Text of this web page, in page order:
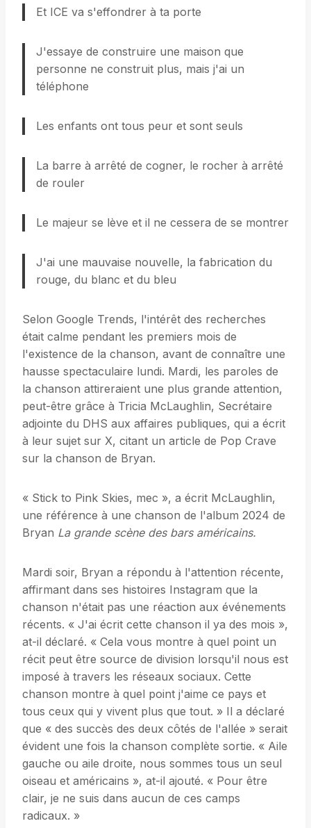
Et ICE va s'effondrer à ta porte
J'essaye de construire une maison que
personne ne construit plus, mais j'ai un
téléphone
Les enfants ont tous peur et sont seuls
La barre à arrêté de cogner, le rocher à arrêté
de rouler
Le majeur se lève et il ne cessera de se montrer
J'ai une mauvaise nouvelle, la fabrication du
rouge, du blanc et du bleu
Selon Google Trends, l'intérêt des recherches
était calme pendant les premiers mois de
l'existence de la chanson, avant de connaître une
hausse spectaculaire lundi. Mardi, les paroles de
la chanson attireraient une plus grande attention,
peut-être grâce à Tricia McLaughlin, Secrétaire
adjointe du DHS aux affaires publiques, qui a écrit
à leur sujet sur X, citant un article de Pop Crave
sur la chanson de Bryan.
« Stick to Pink Skies, mec », a écrit McLaughlin,
une référence à une chanson de l'album 2024 de
Bryan La grande scène des bars américains.
Mardi soir, Bryan a répondu à l'attention récente,
affirmant dans ses histoires Instagram que la
chanson n'était pas une réaction aux événements
récents. « J'ai écrit cette chanson il ya des mois »,
at-il déclaré. « Cela vous montre à quel point un
récit peut être source de division lorsqu'il nous est
imposé à travers les réseaux sociaux. Cette
chanson montre à quel point j'aime ce pays et
tous ceux qui y vivent plus que tout. » Il a déclaré
que « des succès des deux côtés de l'allée » serait
évident une fois la chanson complète sortie. « Aile
gauche ou aile droite, nous sommes tous un seul
oiseau et américains », at-il ajouté. « Pour être
clair, je ne suis dans aucun de ces camps
radicaux. »